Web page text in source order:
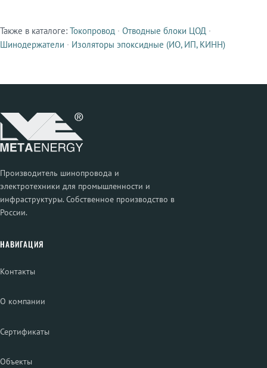
Смежные продукты
Также в каталоге: Токопровод · Отводные блоки ЦОД ·
Шинодержатели · Изоляторы эпоксидные (ИО, ИП, КИНН)
Производитель шинопровода и
электротехники для промышленности и
инфраструктуры. Собственное производство в
России.
НАВИГАЦИЯ
Контакты
О компании
Сертификаты
Объекты